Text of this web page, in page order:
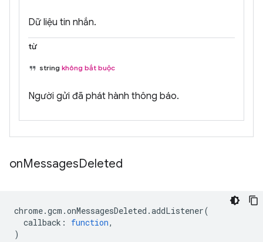
Dữ liệu tin nhắn.
từ
string không bắt buộc
Người gửi đã phát hành thông báo.
onMessagesDeleted
chrome.gcm .onMessagesDeleted .addListener(
callback : function,
)